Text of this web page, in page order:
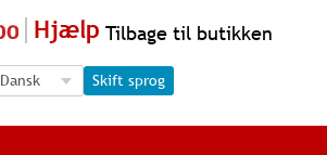
Hjælp Tilbage til butikken
Language Selection
Language Selection
Skift sprog